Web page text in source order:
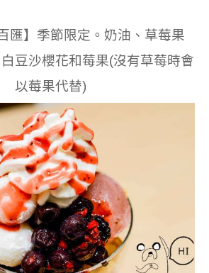
匯】季節限定。奶油、草莓果
豆沙櫻花和莓果(沒有草莓時會
以莓果代替)